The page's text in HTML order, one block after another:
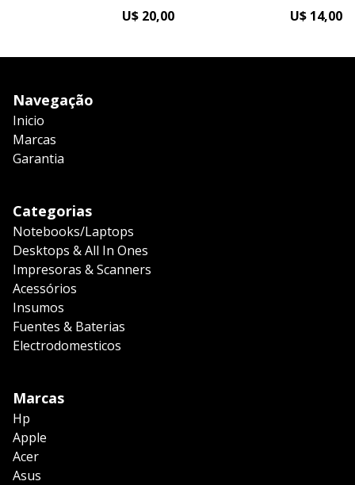
U$ 20,00 U$ 14,00
Navegação
Inicio
Marcas
Garantia
Categorias
Notebooks/Laptops
Desktops & All In Ones
Impresoras & Scanners
Acessórios
Insumos
Fuentes & Baterias
Electrodomesticos
Marcas
Hp
Apple
Acer
Asus